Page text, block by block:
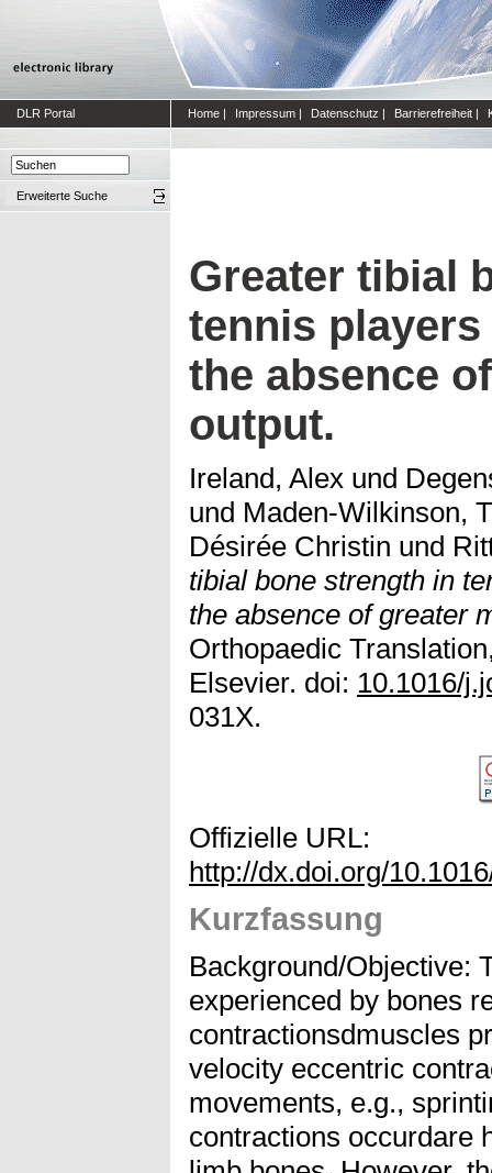
DLR Portal Home | Impressum | Datenschutz | Barrierefreiheit |
Erweiterte Suche
Greater tibial
tennis
the absence
output.
Ireland, Alex und
und Maden-Wilkinson,
Désirée Christin und
tibial bone strength in
the absence of greater
Orthopaedic
Elsevier. doi: 10.1016/
031X.
Offizielle URL:
http://dx.doi.org/
Kurzfassung
Background/Objective:
experienced by bones
contractionsdmuscles
velocity eccentric
movements, e.g.,
contractions occurdare